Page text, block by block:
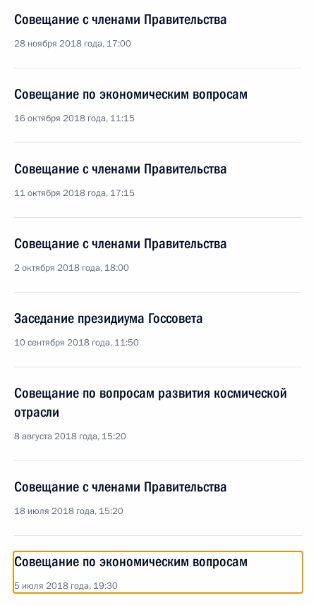
Совещание с членами Правительства
28 ноября 2018 года, 17:00
Совещание по экономическим вопросам
16 октября 2018 года, 11:15
Совещание с членами Правительства
11 октября 2018 года, 17:15
Совещание с членами Правительства
2 октября 2018 года, 18:00
Заседание президиума Госсовета
10 сентября 2018 года, 11:50
Совещание по вопросам развития космической
отрасли
8 августа 2018 года, 15:20
Совещание с членами Правительства
18 июля 2018 года, 15:20
Совещание по экономическим вопросам
5 июля 2018 года, 19:30